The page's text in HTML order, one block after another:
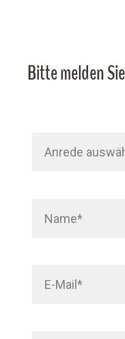
Bitte melden